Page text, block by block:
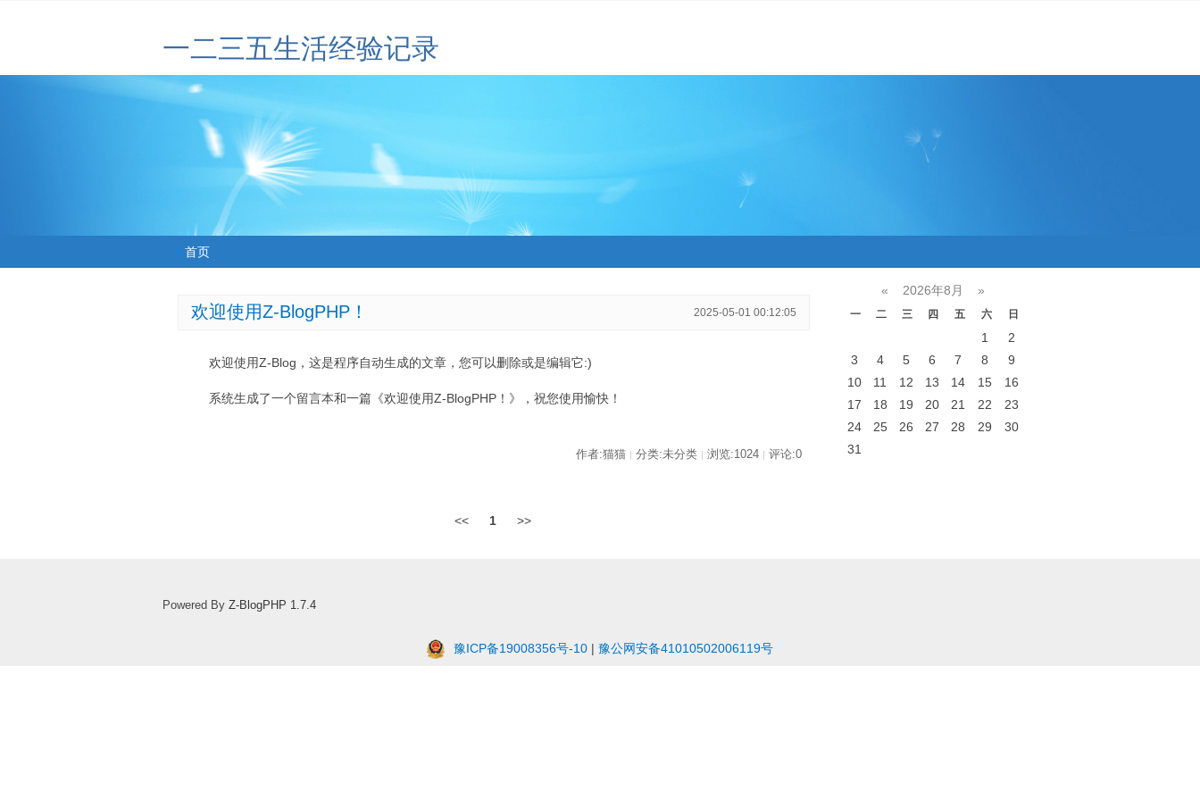
一二三五生活经验记录
首页
欢迎使用Z-BlogPHP！ 2025-05-01 00:12:05
欢迎使用Z-Blog，这是程序自动生成的文章，您可以删除或是编辑它:)
系统生成了一个留言本和一篇《欢迎使用Z-BlogPHP！》，祝您使用愉快！
作者:猫猫 | 分类:未分类 | 浏览:1024 | 评论:0
<< 1 >>
« 2026年8月 »
一 二 三 四 五 六 日
1
2
3
4 5 6 7 8
9
10
11 12 13 14 15
16
17
18 19 20 21 22
23
24
25 26 27 28 29
30
31
Powered By Z-BlogPHP 1.7.4
豫ICP备19008356号-10 | 豫公网安备41010502006119号